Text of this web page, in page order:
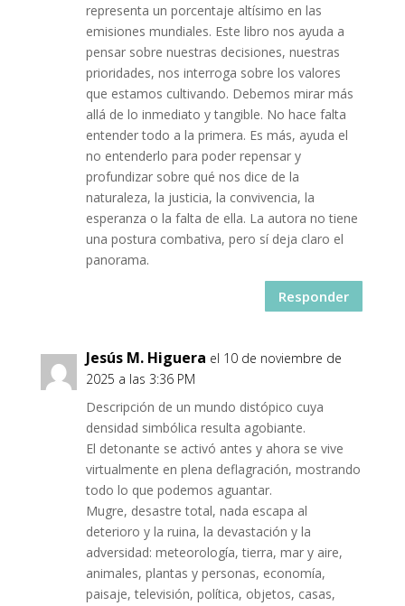
representa un porcentaje altísimo en las
emisiones mundiales. Este libro nos ayuda a
pensar sobre nuestras decisiones, nuestras
prioridades, nos interroga sobre los valores
que estamos cultivando. Debemos mirar más
allá de lo inmediato y tangible. No hace falta
entender todo a la primera. Es más, ayuda el
no entenderlo para poder repensar y
profundizar sobre qué nos dice de la
naturaleza, la justicia, la convivencia, la
esperanza o la falta de ella. La autora no tiene
una postura combativa, pero sí deja claro el
panorama.
Responder
Jesús M. Higuera el 10 de noviembre de
2025 a las 3:36 PM
Descripción de un mundo distópico cuya
densidad simbólica resulta agobiante.
El detonante se activó antes y ahora se vive
virtualmente en plena deflagración, mostrando
todo lo que podemos aguantar.
Mugre, desastre total, nada escapa al
deterioro y la ruina, la devastación y la
adversidad: meteorología, tierra, mar y aire,
animales, plantas y personas, economía,
paisaje, televisión, política, objetos, casas,